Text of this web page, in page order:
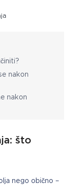
nakon
nakon
što
nego obično –